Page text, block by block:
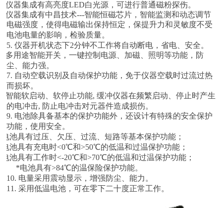
仪器集成有高亮度LED白光源，可进行普通磁粉探伤。
仪器集成有中昌技术---智能恒磁芯片，智能监测和动态调节
电磁强度，使得电磁输出保持恒定，保提升力和灵敏度不受
电池电量的影响，检验质量。
5. 仪器开机状态下2分钟不工作将自动断电，省电、安全。
多用途智能开关，一键控制电源、加磁、照明等功能，防
尘、能力强。
7. 自动空载识别及自动保护功能，免于仪器空载时过流过热
而损坏。
智能软启动、软停止功能, 缓冲仪器在频繁启动、停止时产生
的电冲击, 防止电冲击对元器件造成损伤。
9. 电池除具备基本的保护功能外，还设计有特殊的安全保护
功能，使用安全。
池具有过压、欠压、过流、短路等基本保护功能；
池具有充电时<0℃和>50℃的低温和过温保护功能；
池具有工作时<-20℃和>70℃的低温和过温保护功能；
*电池具有>84℃的温保险保护功能。
10. 电量采用震动显示，增强防尘、能力。
11. 采用低温电池，可在零下二十度正常工作。